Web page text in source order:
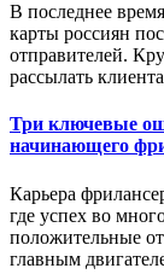
В последнее
карты россиян
отправителей.
рассылать
Три ключевые
начинающего
Карьера
где успех во
положительные
главным